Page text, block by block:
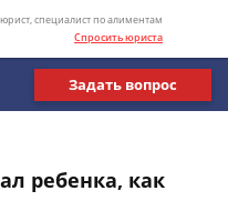
специалист по алиментам
Спросить юриста
Задать вопрос
ребенка, как